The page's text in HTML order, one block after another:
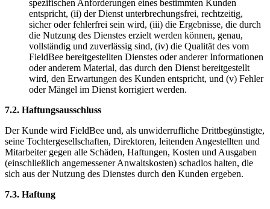
spezifischen Anforderungen eines bestimmten Kunden
entspricht, (ii) der Dienst unterbrechungsfrei, rechtzeitig,
sicher oder fehlerfrei sein wird, (iii) die Ergebnisse, die durch
die Nutzung des Dienstes erzielt werden können, genau,
vollständig und zuverlässig sind, (iv) die Qualität des vom
FieldBee bereitgestellten Dienstes oder anderer Informationen
oder anderem Material, das durch den Dienst bereitgestellt
wird, den Erwartungen des Kunden entspricht, und (v) Fehler
oder Mängel im Dienst korrigiert werden.
7.2. Haftungsausschluss
Der Kunde wird FieldBee und, als unwiderrufliche Drittbegünstigte,
seine Tochtergesellschaften, Direktoren, leitenden Angestellten und
Mitarbeiter gegen alle Schäden, Haftungen, Kosten und Ausgaben
(einschließlich angemessener Anwaltskosten) schadlos halten, die
sich aus der Nutzung des Dienstes durch den Kunden ergeben.
7.3. Haftung